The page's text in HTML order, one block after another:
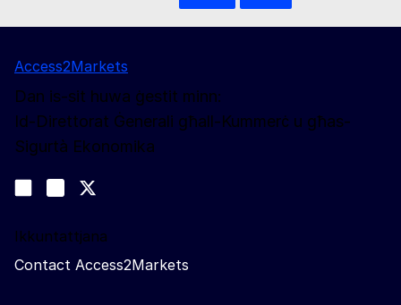
Access2Markets
Dan is-sit huwa ġestit minn:
Id-Direttorat Ġenerali għall-Kummerċ u għas-
Sigurtà Ekonomika
Join us on LinkedIn
Trade-Off podcast
Ikkuntattjana
Contact Access2Markets